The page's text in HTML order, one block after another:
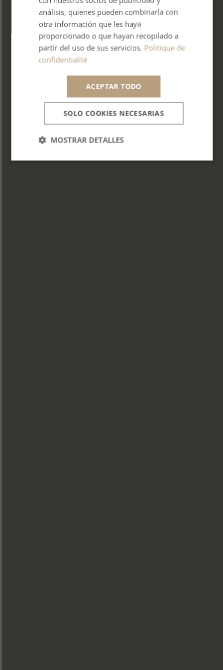
SPANISH
PORTUGUESE
análisis, quienes pueden combinarla con
otra información que les haya
proporcionado o que hayan recopilado a
partir del uso de sus servicios. Politique de
confidentialité
ACEPTAR TODO
SOLO COOKIES NECESARIAS
MOSTRAR DETALLES